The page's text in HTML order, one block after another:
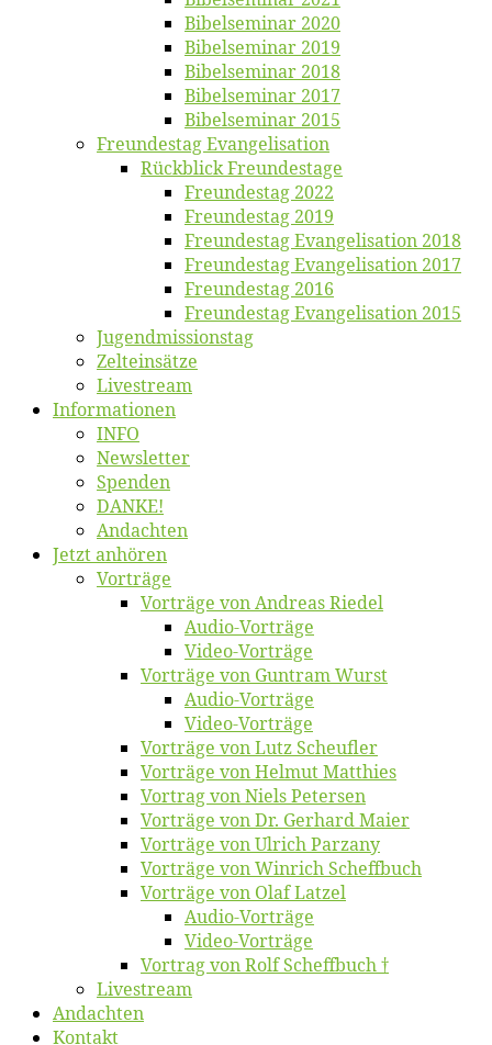
Bi­bel­se­mi­nar 2020
Bi­bel­se­mi­nar 2019
Bi­bel­se­mi­nar 2018
Bibelsemi­nar 2017
Bibelsemi­nar 2015
Freun­des­tag Evangelisation
Rück­blick Freundestage
Freun­des­tag 2022
Freun­des­tag 2019
Freun­des­tag Evan­ge­li­sa­ti­on 2018
Freun­des­tag Evan­ge­li­sa­ti­on 2017
Freun­des­tag 2016
Freun­des­tag Evan­ge­li­sa­ti­on 2015
Jugend­mis­sions­tag
Zelt­ein­sät­ze
Live­stream
Informatio­nen
INFO
News­let­ter
Spen­den
DANKE!
An­dach­ten
Jetzt an­hö­ren
Vor­trä­ge
Vor­trä­ge von An­dre­as Riedel
Au­dio-Vor­trä­ge
Vi­deo-Vor­trä­ge
Vor­trä­ge von Gun­tram Wurst
Au­dio-Vor­trä­ge
Vi­deo-Vor­trä­ge
Vor­trä­ge von Lutz Scheufler
Vor­trä­ge von Hel­mut Matthies
Vor­trag von Niels Petersen
Vor­trä­ge von Dr. Ger­hard Maier
Vor­trä­ge von Ul­rich Parzany
Vor­trä­ge von Win­rich Scheffbuch
Vor­trä­ge von Olaf Latzel
Au­dio-Vor­trä­ge
Vi­deo-Vor­trä­ge
Vor­trag von Rolf Scheffbuch †
Live­stream
An­dach­ten
Kon­takt